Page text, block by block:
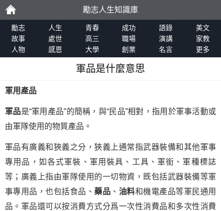
勵
志
勵志人生知識庫
勵志 人生 青春 成功 語錄
美文
故事
處世 高三 職場 演講
家教
人物
感恩 大學 創業 名言 更多
軍品是什麼意思
軍用產品
軍品是“軍用產品”的簡稱，與“民品”相對，指用於軍事活動或
由軍隊使用的物質產品。
軍品有廣義和狹義之分，狹義上通常指武器裝備和其他軍事
專用品，如各式軍裝、軍用裝具、工具、軍銜、軍種標誌
等；廣義上指由軍隊使用的一切物資，既包括武器裝備等軍
事專用品，也包括食品、 藥品 、 油料和機電產品等軍民通用
品。軍品還可以按消費方式分爲一次性消費品和多次性消費